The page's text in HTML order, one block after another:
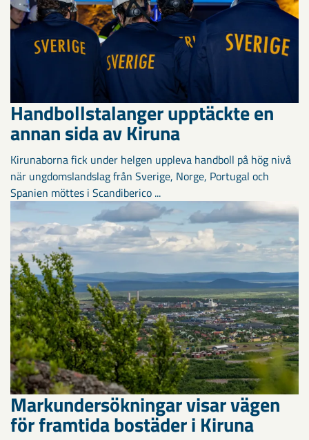
Handbollstalanger upptäckte en
annan sida av Kiruna
Kirunaborna fick under helgen uppleva handboll på hög nivå
när ungdomslandslag från Sverige, Norge, Portugal och
Spanien möttes i Scandiberico ...
Markundersökningar visar vägen
för framtida bostäder i Kiruna